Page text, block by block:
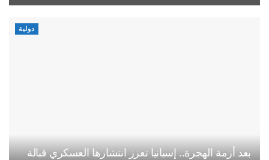
دولية
بعد أزمة الهجرة.. إسبانيا تعزز انتشارها العسكري قبالة